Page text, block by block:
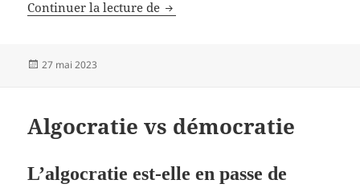
Continuer la lecture de Appel pour la
Publié
27 mai 2023
Algocratie vs démocratie
L’algocratie est‐elle en passe de